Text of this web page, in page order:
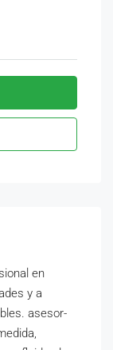
en
y a
asesor-